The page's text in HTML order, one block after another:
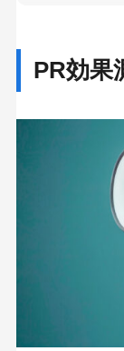
メディアモ
記事クリ
競合モニ
データ分
プレスリ
PR効果測
PR効果